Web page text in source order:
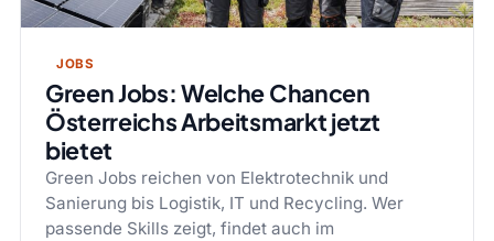
JOBS
Green Jobs: Welche Chancen
Österreichs Arbeitsmarkt jetzt
bietet
Green Jobs reichen von Elektrotechnik und
Sanierung bis Logistik, IT und Recycling. Wer
passende Skills zeigt, findet auch im